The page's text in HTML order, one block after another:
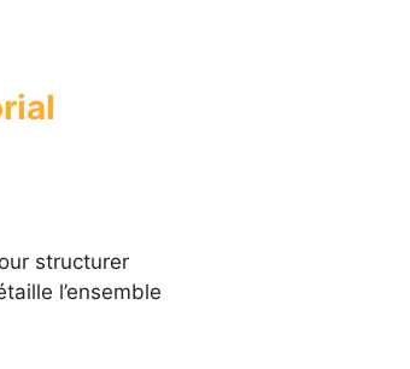
structurer
l’ensemble